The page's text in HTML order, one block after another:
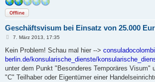
Offline
Geschäftsvisum bei Einsatz von 25.000
B
i
r
a
7. März 2013, 17:35
Kein Problem! Schau mal hier -->
berlin.de/konsularische_dienste/
unter dem Punkt "Besonderes Temporäres Visum"
"C" Teilhaber oder Eigentümer einer